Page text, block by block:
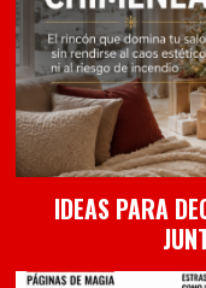
IDEAS PARA